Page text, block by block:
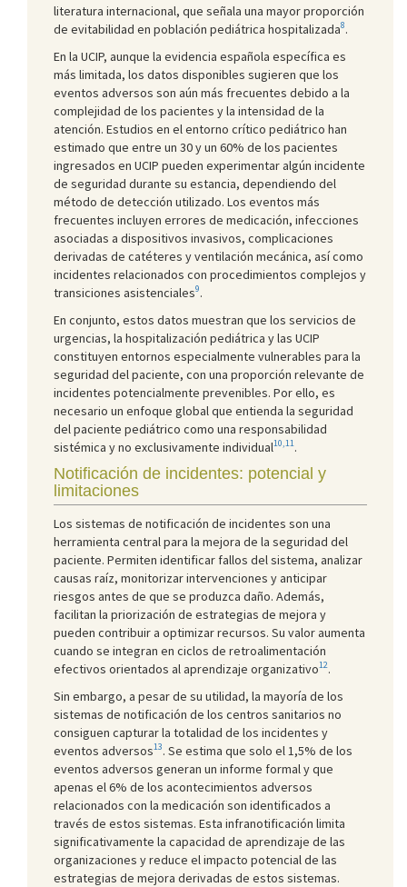
literatura internacional, que señala una mayor proporción
de evitabilidad en población pediátrica hospitalizada8.
En la UCIP, aunque la evidencia española específica es
más limitada, los datos disponibles sugieren que los
eventos adversos son aún más frecuentes debido a la
complejidad de los pacientes y la intensidad de la
atención. Estudios en el entorno crítico pediátrico han
estimado que entre un 30 y un 60% de los pacientes
ingresados en UCIP pueden experimentar algún incidente
de seguridad durante su estancia, dependiendo del
método de detección utilizado. Los eventos más
frecuentes incluyen errores de medicación, infecciones
asociadas a dispositivos invasivos, complicaciones
derivadas de catéteres y ventilación mecánica, así como
incidentes relacionados con procedimientos complejos y
transiciones asistenciales9.
En conjunto, estos datos muestran que los servicios de
urgencias, la hospitalización pediátrica y las UCIP
constituyen entornos especialmente vulnerables para la
seguridad del paciente, con una proporción relevante de
incidentes potencialmente prevenibles. Por ello, es
necesario un enfoque global que entienda la seguridad
del paciente pediátrico como una responsabilidad
sistémica y no exclusivamente individual10,11.
Notificación de incidentes: potencial y
limitaciones
Los sistemas de notificación de incidentes son una
herramienta central para la mejora de la seguridad del
paciente. Permiten identificar fallos del sistema, analizar
causas raíz, monitorizar intervenciones y anticipar
riesgos antes de que se produzca daño. Además,
facilitan la priorización de estrategias de mejora y
pueden contribuir a optimizar recursos. Su valor aumenta
cuando se integran en ciclos de retroalimentación
efectivos orientados al aprendizaje organizativo12.
Sin embargo, a pesar de su utilidad, la mayoría de los
sistemas de notificación de los centros sanitarios no
consiguen capturar la totalidad de los incidentes y
eventos adversos13. Se estima que solo el 1,5% de los
eventos adversos generan un informe formal y que
apenas el 6% de los acontecimientos adversos
relacionados con la medicación son identificados a
través de estos sistemas. Esta infranotificación limita
significativamente la capacidad de aprendizaje de las
organizaciones y reduce el impacto potencial de las
estrategias de mejora derivadas de estos sistemas.